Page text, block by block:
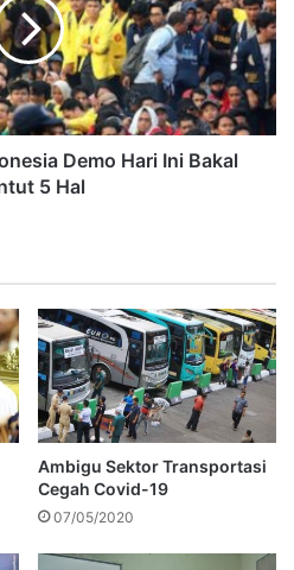
Demo Hari Ini Bakal
5 Hal
Ambigu Sektor Transportasi
Cegah Covid-19
07/05/2020